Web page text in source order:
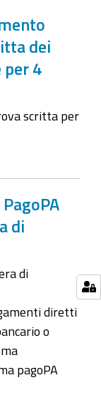
dei
per 4
scritta per
di
di
diretti
o
pagoPA